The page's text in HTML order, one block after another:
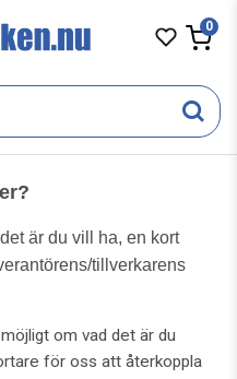
0
är du vill ha, en kort
tillverkarens
om vad det är du
för oss att återkoppla